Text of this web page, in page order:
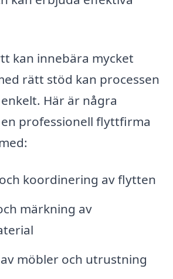
kan innebära mycket
rätt stöd kan processen
Här är några
professionell flyttfirma
koordinering av flytten
märkning av
möbler och utrustning